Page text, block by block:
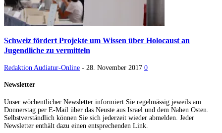
Schweiz fördert Projekte um Wissen über Holocaust an
Jugendliche zu vermitteln
Redaktion Audiatur-Online - 28. November 2017 0
Newsletter
Unser wöchentlicher Newsletter informiert Sie regelmässig jeweils am
Donnerstag per E-Mail über das Neuste aus Israel und dem Nahen Osten.
Selbstverständlich können Sie sich jederzeit wieder abmelden. Jeder
Newsletter enthält dazu einen entsprechenden Link.